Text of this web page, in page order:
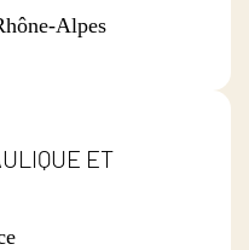
Alpes
ET